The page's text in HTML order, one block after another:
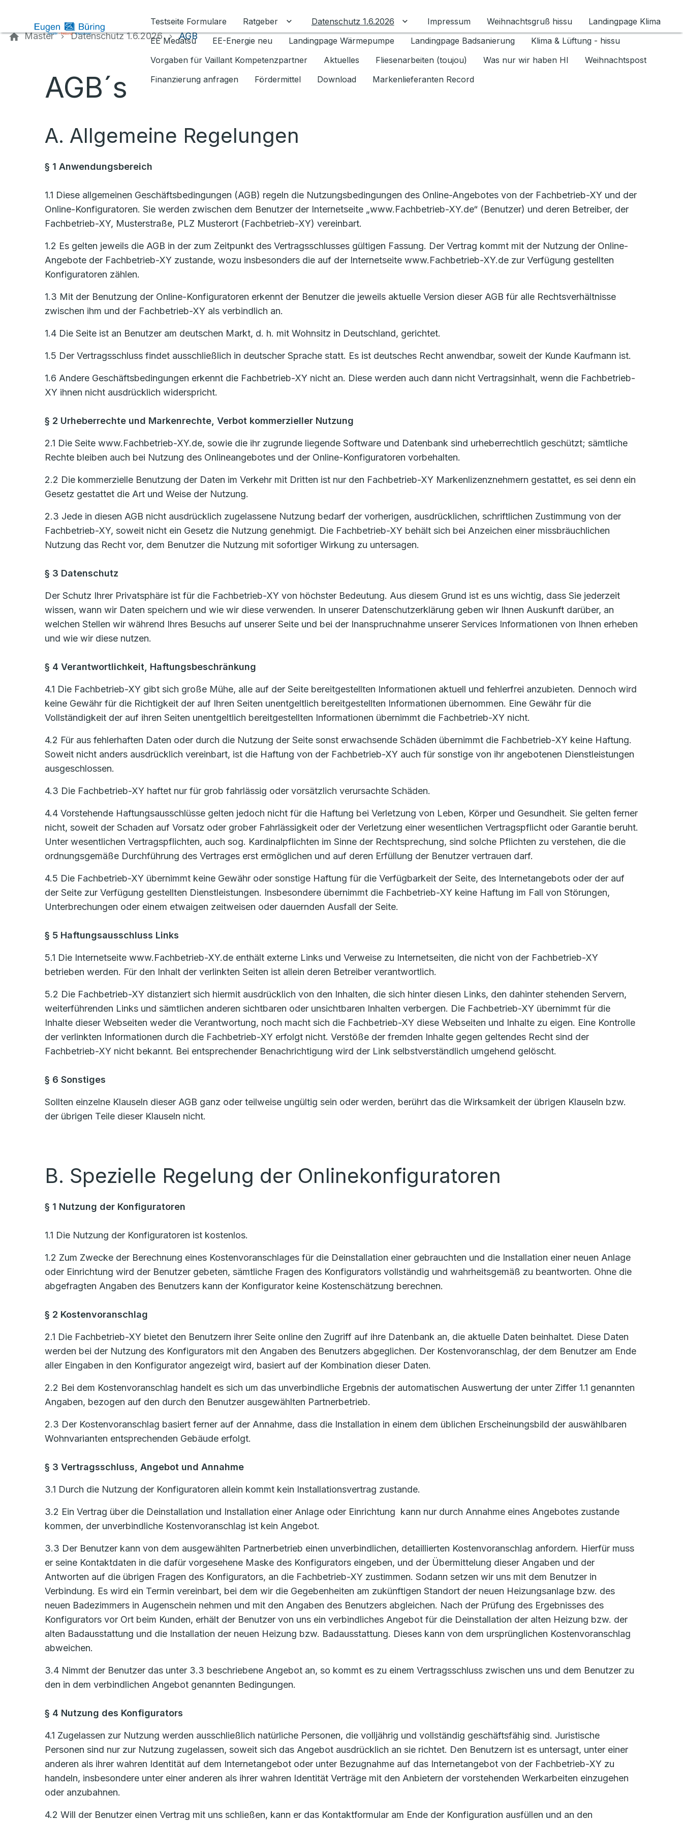
Testseite Formulare
Ratgeber Untermenü für Ratgeber umschalten
Datenschutz 1.6.2026 Untermenü für Datenschutz 1.6.2026 umschalten
Impressum Weihnachtsgruß hissu
Landingpage Klima
EE Medatsu
EE-Energie neu Landingpage Wärmepumpe Landingpage Badsanierung
Klima & Lüftung - hissu
Vorgaben für Vaillant Kompetenzpartner
Aktuelles Fliesenarbeiten (toujou) Was nur wir haben HI
Weihnachtspost
Finanzierung anfragen
Fördermittel Download Markenlieferanten Record
Master Datenschutz 1.6.2026 AGB
AGB´s
A. Allgemeine Regelungen
§ 1 Anwendungsbereich
1.1 Diese allgemeinen Geschäftsbedingungen (AGB) regeln die Nutzungsbedingungen des Online-Angebotes von der Fachbetrieb-XY und der
Online-Konfiguratoren. Sie werden zwischen dem Benutzer der Internetseite „www.Fachbetrieb-XY.de“ (Benutzer) und deren Betreiber, der
Fachbetrieb-XY, Musterstraße, PLZ Musterort (Fachbetrieb-XY) vereinbart.
1.2 Es gelten jeweils die AGB in der zum Zeitpunkt des Vertragsschlusses gültigen Fassung. Der Vertrag kommt mit der Nutzung der Online-
Angebote der Fachbetrieb-XY zustande, wozu insbesonders die auf der Internetseite www.Fachbetrieb-XY.de zur Verfügung gestellten
Konfiguratoren zählen.
1.3 Mit der Benutzung der Online-Konfiguratoren erkennt der Benutzer die jeweils aktuelle Version dieser AGB für alle Rechtsverhältnisse
zwischen ihm und der Fachbetrieb-XY als verbindlich an.
1.4 Die Seite ist an Benutzer am deutschen Markt, d. h. mit Wohnsitz in Deutschland, gerichtet.
1.5 Der Vertragsschluss findet ausschließlich in deutscher Sprache statt. Es ist deutsches Recht anwendbar, soweit der Kunde Kaufmann ist.
1.6 Andere Geschäftsbedingungen erkennt die Fachbetrieb-XY nicht an. Diese werden auch dann nicht Vertragsinhalt, wenn die Fachbetrieb-
XY ihnen nicht ausdrücklich widerspricht.
§ 2 Urheberrechte und Markenrechte, Verbot kommerzieller Nutzung
2.1 Die Seite www.Fachbetrieb-XY.de, sowie die ihr zugrunde liegende Software und Datenbank sind urheberrechtlich geschützt; sämtliche
Rechte bleiben auch bei Nutzung des Onlineangebotes und der Online-Konfiguratoren vorbehalten.
2.2 Die kommerzielle Benutzung der Daten im Verkehr mit Dritten ist nur den Fachbetrieb-XY Markenlizenznehmern gestattet, es sei denn ein
Gesetz gestattet die Art und Weise der Nutzung.
2.3 Jede in diesen AGB nicht ausdrücklich zugelassene Nutzung bedarf der vorherigen, ausdrücklichen, schriftlichen Zustimmung von der
Fachbetrieb-XY, soweit nicht ein Gesetz die Nutzung genehmigt. Die Fachbetrieb-XY behält sich bei Anzeichen einer missbräuchlichen
Nutzung das Recht vor, dem Benutzer die Nutzung mit sofortiger Wirkung zu untersagen.
§ 3 Datenschutz
Der Schutz Ihrer Privatsphäre ist für die Fachbetrieb-XY von höchster Bedeutung. Aus diesem Grund ist es uns wichtig, dass Sie jederzeit
wissen, wann wir Daten speichern und wie wir diese verwenden. In unserer Datenschutzerklärung geben wir Ihnen Auskunft darüber, an
welchen Stellen wir während Ihres Besuchs auf unserer Seite und bei der Inanspruchnahme unserer Services Informationen von Ihnen erheben
und wie wir diese nutzen.
§ 4 Verantwortlichkeit, Haftungsbeschränkung
4.1 Die Fachbetrieb-XY gibt sich große Mühe, alle auf der Seite bereitgestellten Informationen aktuell und fehlerfrei anzubieten. Dennoch wird
keine Gewähr für die Richtigkeit der auf Ihren Seiten unentgeltlich bereitgestellten Informationen übernommen. Eine Gewähr für die
Vollständigkeit der auf ihren Seiten unentgeltlich bereitgestellten Informationen übernimmt die Fachbetrieb-XY nicht.
4.2 Für aus fehlerhaften Daten oder durch die Nutzung der Seite sonst erwachsende Schäden übernimmt die Fachbetrieb-XY keine Haftung.
Soweit nicht anders ausdrücklich vereinbart, ist die Haftung von der Fachbetrieb-XY auch für sonstige von ihr angebotenen Dienstleistungen
ausgeschlossen.
4.3 Die Fachbetrieb-XY haftet nur für grob fahrlässig oder vorsätzlich verursachte Schäden.
4.4 Vorstehende Haftungsausschlüsse gelten jedoch nicht für die Haftung bei Verletzung von Leben, Körper und Gesundheit. Sie gelten ferner
nicht, soweit der Schaden auf Vorsatz oder grober Fahrlässigkeit oder der Verletzung einer wesentlichen Vertragspflicht oder Garantie beruht.
Unter wesentlichen Vertragspflichten, auch sog. Kardinalpflichten im Sinne der Rechtsprechung, sind solche Pflichten zu verstehen, die die
ordnungsgemäße Durchführung des Vertrages erst ermöglichen und auf deren Erfüllung der Benutzer vertrauen darf.
4.5 Die Fachbetrieb-XY übernimmt keine Gewähr oder sonstige Haftung für die Verfügbarkeit der Seite, des Internetangebots oder der auf
der Seite zur Verfügung gestellten Dienstleistungen. Insbesondere übernimmt die Fachbetrieb-XY keine Haftung im Fall von Störungen,
Unterbrechungen oder einem etwaigen zeitweisen oder dauernden Ausfall der Seite.
§ 5 Haftungsausschluss Links
5.1 Die Internetseite www.Fachbetrieb-XY.de enthält externe Links und Verweise zu Internetseiten, die nicht von der Fachbetrieb-XY
betrieben werden. Für den Inhalt der verlinkten Seiten ist allein deren Betreiber verantwortlich.
5.2 Die Fachbetrieb-XY distanziert sich hiermit ausdrücklich von den Inhalten, die sich hinter diesen Links, den dahinter stehenden Servern,
weiterführenden Links und sämtlichen anderen sichtbaren oder unsichtbaren Inhalten verbergen. Die Fachbetrieb-XY übernimmt für die
Inhalte dieser Webseiten weder die Verantwortung, noch macht sich die Fachbetrieb-XY diese Webseiten und Inhalte zu eigen. Eine Kontrolle
der verlinkten Informationen durch die Fachbetrieb-XY erfolgt nicht. Verstöße der fremden Inhalte gegen geltendes Recht sind der
Fachbetrieb-XY nicht bekannt. Bei entsprechender Benachrichtigung wird der Link selbstverständlich umgehend gelöscht.
§ 6 Sonstiges
Sollten einzelne Klauseln dieser AGB ganz oder teilweise ungültig sein oder werden, berührt das die Wirksamkeit der übrigen Klauseln bzw.
der übrigen Teile dieser Klauseln nicht.
B. Spezielle Regelung der Onlinekonfiguratoren
§ 1 Nutzung der Konfiguratoren
1.1 Die Nutzung der Konfiguratoren ist kostenlos.
1.2 Zum Zwecke der Berechnung eines Kostenvoranschlages für die Deinstallation einer gebrauchten und die Installation einer neuen Anlage
oder Einrichtung wird der Benutzer gebeten, sämtliche Fragen des Konfigurators vollständig und wahrheitsgemäß zu beantworten. Ohne die
abgefragten Angaben des Benutzers kann der Konfigurator keine Kostenschätzung berechnen.
§ 2 Kostenvoranschlag
2.1 Die Fachbetrieb-XY bietet den Benutzern ihrer Seite online den Zugriff auf ihre Datenbank an, die aktuelle Daten beinhaltet. Diese Daten
werden bei der Nutzung des Konfigurators mit den Angaben des Benutzers abgeglichen. Der Kostenvoranschlag, der dem Benutzer am Ende
aller Eingaben in den Konfigurator angezeigt wird, basiert auf der Kombination dieser Daten.
2.2 Bei dem Kostenvoranschlag handelt es sich um das unverbindliche Ergebnis der automatischen Auswertung der unter Ziffer 1.1 genannten
Angaben, bezogen auf den durch den Benutzer ausgewählten Partnerbetrieb.
2.3 Der Kostenvoranschlag basiert ferner auf der Annahme, dass die Installation in einem dem üblichen Erscheinungsbild der auswählbaren
Wohnvarianten entsprechenden Gebäude erfolgt.
§ 3 Vertragsschluss, Angebot und Annahme
3.1 Durch die Nutzung der Konfiguratoren allein kommt kein Installationsvertrag zustande.
3.2 Ein Vertrag über die Deinstallation und Installation einer Anlage oder Einrichtung kann nur durch Annahme eines Angebotes zustande
kommen, der unverbindliche Kostenvoranschlag ist kein Angebot.
3.3 Der Benutzer kann von dem ausgewählten Partnerbetrieb einen unverbindlichen, detaillierten Kostenvoranschlag anfordern. Hierfür muss
er seine Kontaktdaten in die dafür vorgesehene Maske des Konfigurators eingeben, und der Übermittelung dieser Angaben und der
Antworten auf die übrigen Fragen des Konfigurators, an die Fachbetrieb-XY zustimmen. Sodann setzen wir uns mit dem Benutzer in
Verbindung. Es wird ein Termin vereinbart, bei dem wir die Gegebenheiten am zukünftigen Standort der neuen Heizungsanlage bzw. des
neuen Badezimmers in Augenschein nehmen und mit den Angaben des Benutzers abgleichen. Nach der Prüfung des Ergebnisses des
Konfigurators vor Ort beim Kunden, erhält der Benutzer von uns ein verbindliches Angebot für die Deinstallation der alten Heizung bzw. der
alten Badausstattung und die Installation der neuen Heizung bzw. Badausstattung. Dieses kann von dem ursprünglichen Kostenvoranschlag
abweichen.
3.4 Nimmt der Benutzer das unter 3.3 beschriebene Angebot an, so kommt es zu einem Vertragsschluss zwischen uns und dem Benutzer zu
den in dem verbindlichen Angebot genannten Bedingungen.
§ 4 Nutzung des Konfigurators
4.1 Zugelassen zur Nutzung werden ausschließlich natürliche Personen, die volljährig und vollständig geschäftsfähig sind. Juristische
Personen sind nur zur Nutzung zugelassen, soweit sich das Angebot ausdrücklich an sie richtet. Den Benutzern ist es untersagt, unter einer
anderen als ihrer wahren Identität auf dem Internetangebot oder unter Bezugnahme auf das Internetangebot von der Fachbetrieb-XY zu
handeln, insbesondere unter einer anderen als ihrer wahren Identität Verträge mit den Anbietern der vorstehenden Werkarbeiten einzugehen
oder anzubahnen.
4.2 Will der Benutzer einen Vertrag mit uns schließen, kann er das Kontaktformular am Ende der Konfiguration ausfüllen und an den